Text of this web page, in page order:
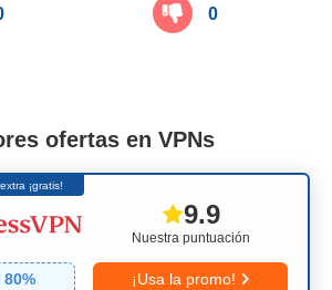
0
ofertas en VPNs
¡gratis!
Nuestra puntuación
9.9
80% ¡Usa la promo!